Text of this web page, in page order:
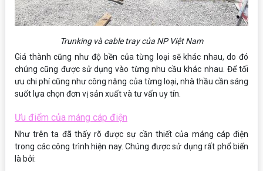
Trunking và cable tray của NP Việt Nam
Giá thành cũng như độ bền của từng loại sẽ khác nhau, do đó
chúng cũng được sử dụng vào từng nhu cầu khác nhau. Để tối
ưu chi phí cũng như công năng của từng loại, nhà thầu cần sáng
suốt lựa chọn đơn vị sản xuất và tư vấn uy tín.
Ưu điểm của máng cáp điện
Như trên ta đã thấy rõ được sự cần thiết của máng cáp điện
trong các công trình hiện nay. Chúng được sử dụng rất phổ biến
là bởi: